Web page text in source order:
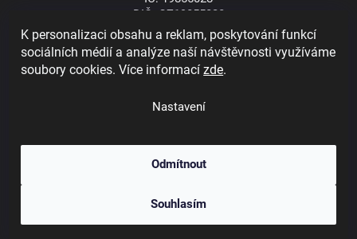
K personalizaci obsahu a reklam, poskytování funkcí
sociálních médií a analýze naší návštěvnosti využíváme
soubory cookies. Více informacízde.
Nastavení
Odmítnout
Souhlasím
DIČ: CZ19855028
Dioptrické ochranné brýle
Vytvořil Shoptet&Jakub Grác
. Všechna práva vyhrazena.